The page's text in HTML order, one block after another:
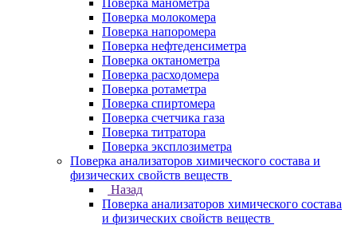
Поверка манометра
Поверка молокомера
Поверка напоромера
Поверка нефтеденсиметра
Поверка октанометра
Поверка расходомера
Поверка ротаметра
Поверка спиртомера
Поверка счетчика газа
Поверка титратора
Поверка эксплозиметра
Поверка анализаторов химического состава и
физических свойств веществ
Назад
Поверка анализаторов химического состава
и физических свойств веществ